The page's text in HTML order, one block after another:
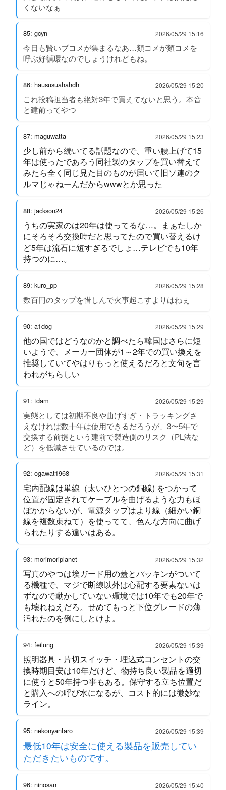
くないなぁ
85: gcyn 2026/05/29 15:16
今日も賢いブコメが集まるなあ…類コメが類コメを
呼ぶ好循環なのでしょうけれどもね。
86: haususuahahdh 2026/05/29 15:20
これ投稿担当者も絶対3年で買えてないと思う。本音
と建前ってやつ
87: maguwatta 2026/05/29 15:23
少し前から続いてる話題なので、重い腰上げて15
年は使ったであろう同社製のタップを買い替えて
みたら全く同じ見た目のものが届いて旧ソ連のク
ルマじゃねーんだからwwwとか思った
88: jackson24 2026/05/29 15:26
うちの実家のは20年は使ってるな…。まぁたしか
にそろそろ交換時だと思ってたので買い替えるけ
ど5年は流石に短すぎるでしょ…テレビでも10年
持つのに…。
89: kuro_pp 2026/05/29 15:28
数百円のタップを惜しんで火事起こすよりはねぇ
90: a1dog 2026/05/29 15:29
他の国ではどうなのかと調べたら韓国はさらに短
いようで、メーカー団体が1～2年での買い換えを
推奨していてやはりもっと使えるだろと文句を言
われがちらしい
91: tdam 2026/05/29 15:29
実態としては初期不良や曲げすぎ・トラッキングさ
えなければ数十年は使用できるだろうが、3〜5年で
交換する前提という建前で製造側のリスク（PL法な
ど）を低減させているのでは。
92: ogawat1968 2026/05/29 15:31
宅内配線は単線（太いひとつの銅線) をつかって
位置が固定されてケーブルを曲げるような力もほ
ぼかからないが、電源タップはより線（細かい銅
線を複数束ねて）を使ってて、色んな方向に曲げ
られたりする違いはある。
93: morimoriplanet 2026/05/29 15:32
写真のやつは埃ガード用の蓋とパッキンがついて
る機種で、マジで断線以外は心配する要素ないは
ずなので動かしていない環境では10年でも20年で
も壊れねえだろ。せめてもっと下位グレードの薄
汚れたのを例にしとけよ。
94: feilung 2026/05/29 15:39
照明器具・片切スイッチ・埋込式コンセントの交
換時期目安は10年だけど、物持ち良い製品を適切
に使うと50年持つ事もある。保守する立ち位置だ
と購入への呼び水になるが、コスト的には微妙な
ライン。
95: nekonyantaro 2026/05/29 15:39
最低10年は安全に使える製品を販売してい
ただきたいものです。
96: ninosan 2026/05/29 15:40